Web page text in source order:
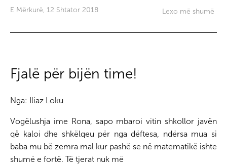
E Mërkurë, 12 Shtator 2018 Lexo më shumë
Fjalë për bijën time!
Nga: Iliaz Loku
Vogëlushja ime Rona, sapo mbaroi vitin shkollor javën
që kaloi dhe shkëlqeu për nga dëftesa, ndërsa mua si
baba mu bë zemra mal kur pashë se në matematikë ishte
shumë e fortë. Të tjerat nuk më